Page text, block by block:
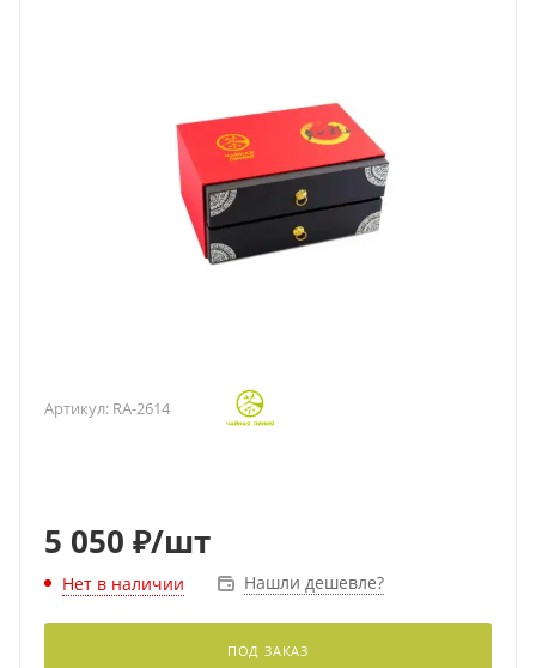
Артикул: RA-2614
5 050 ₽/шт
Нет в наличии Нашли дешевле?
ПОД ЗАКАЗ